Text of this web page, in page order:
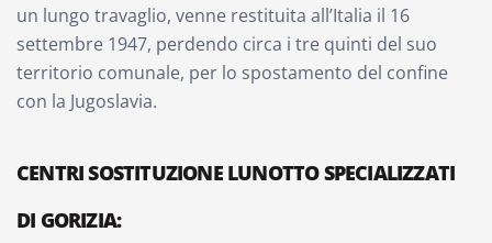
un lungo travaglio, venne restituita all’Italia il 16
settembre 1947, perdendo circa i tre quinti del suo
territorio comunale, per lo spostamento del confine
con la Jugoslavia.
CENTRI SOSTITUZIONE LUNOTTO SPECIALIZZATI
DI GORIZIA: